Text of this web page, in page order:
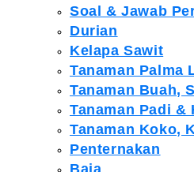
Soal & Jawab
Durian
Kelapa Sawit
Tanaman Palma
Tanaman Buah,
Tanaman Padi &
Tanaman Koko,
Penternakan
Baja